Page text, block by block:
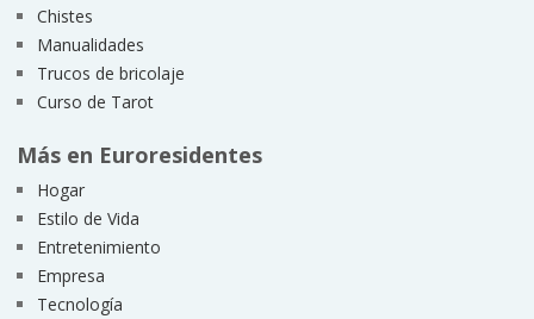
Chistes
Manualidades
Trucos de bricolaje
Curso de Tarot
Más en Euroresidentes
Hogar
Estilo de Vida
Entretenimiento
Empresa
Tecnología